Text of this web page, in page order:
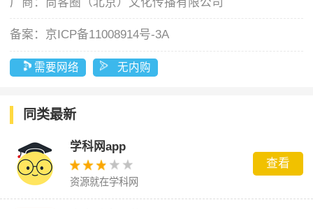
备案： 京ICP备11008914号-3A
需要网络 无内购
同类最新
学科网app
资源就在学科网
查看